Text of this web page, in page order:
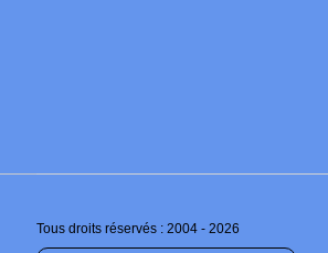
Tous droits réservés : 2004 - 2026